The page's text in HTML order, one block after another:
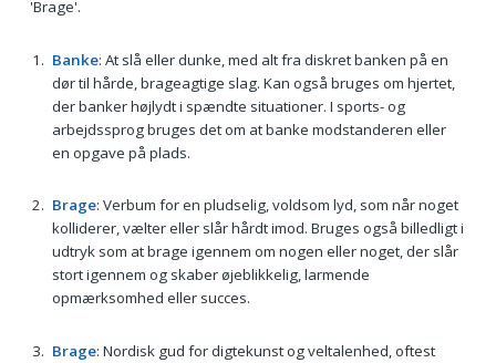
'Brage'.
Banke: At slå eller dunke, med alt fra diskret banken på en
dør til hårde, brageagtige slag. Kan også bruges om hjertet,
der banker højlydt i spændte situationer. I sports- og
arbejdssprog bruges det om at banke modstanderen eller
en opgave på plads.
Brage: Verbum for en pludselig, voldsom lyd, som når noget
kolliderer, vælter eller slår hårdt imod. Bruges også billedligt i
udtryk som at brage igennem om nogen eller noget, der slår
stort igennem og skaber øjeblikkelig, larmende
opmærksomhed eller succes.
Brage: Nordisk gud for digtekunst og veltalenhed, oftest